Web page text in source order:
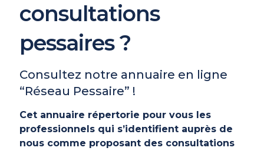
consultations
pessaires ?
Consultez notre annuaire en ligne
“Réseau Pessaire” !
Cet annuaire répertorie pour vous les
professionnels qui s’identifient auprès de
nous comme proposant des consultations